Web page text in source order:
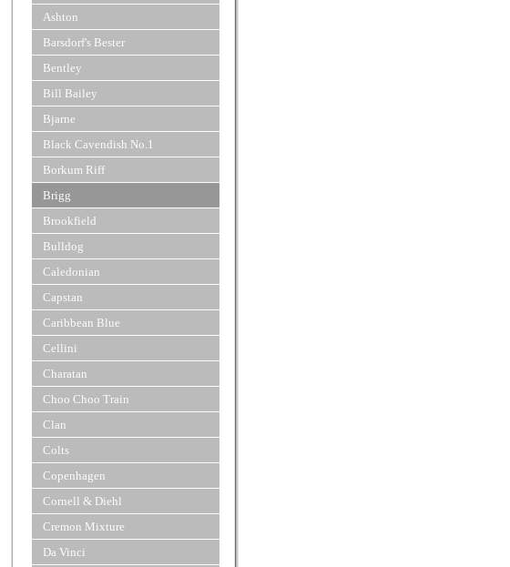
Ashton
Barsdorf's Bester
Bentley
Bill Bailey
Bjarne
Black Cavendish No.1
Borkum Riff
Brigg
Brookfield
Bulldog
Caledonian
Capstan
Caribbean Blue
Cellini
Charatan
Choo Choo Train
Clan
Colts
Copenhagen
Cornell & Diehl
Cremon Mixture
Da Vinci